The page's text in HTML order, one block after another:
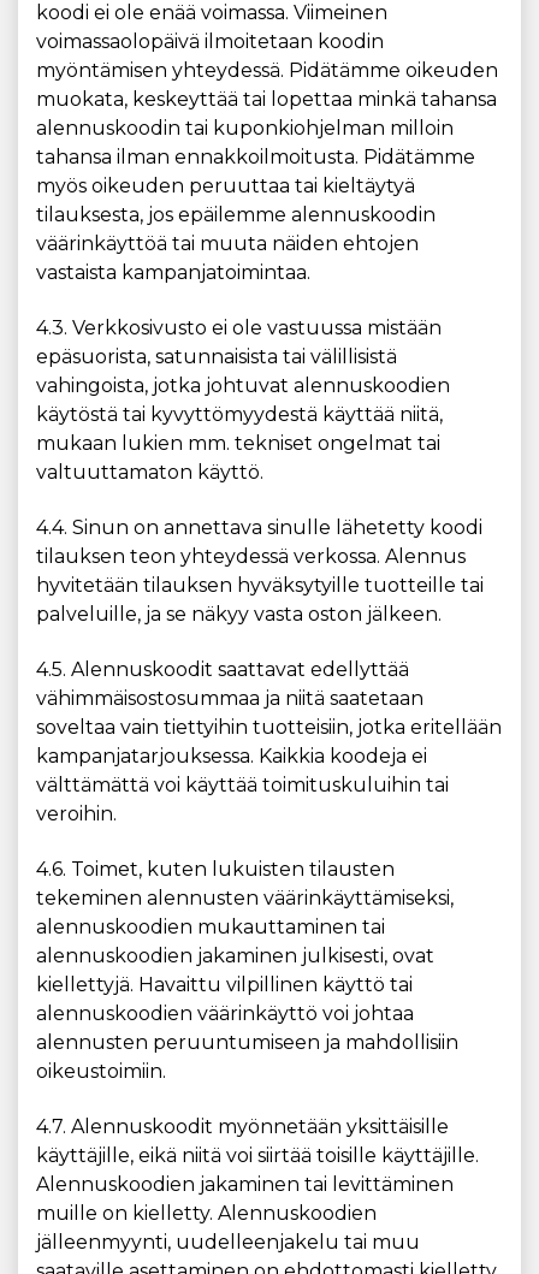
koodi ei ole enää voimassa. Viimeinen
voimassaolopäivä ilmoitetaan koodin
myöntämisen yhteydessä. Pidätämme oikeuden
muokata, keskeyttää tai lopettaa minkä tahansa
alennuskoodin tai kuponkiohjelman milloin
tahansa ilman ennakkoilmoitusta. Pidätämme
myös oikeuden peruuttaa tai kieltäytyä
tilauksesta, jos epäilemme alennuskoodin
väärinkäyttöä tai muuta näiden ehtojen
vastaista kampanjatoimintaa.
4.3. Verkkosivusto ei ole vastuussa mistään
epäsuorista, satunnaisista tai välillisistä
vahingoista, jotka johtuvat alennuskoodien
käytöstä tai kyvyttömyydestä käyttää niitä,
mukaan lukien mm. tekniset ongelmat tai
valtuuttamaton käyttö.
4.4. Sinun on annettava sinulle lähetetty koodi
tilauksen teon yhteydessä verkossa. Alennus
hyvitetään tilauksen hyväksytyille tuotteille tai
palveluille, ja se näkyy vasta oston jälkeen.
4.5. Alennuskoodit saattavat edellyttää
vähimmäisostosummaa ja niitä saatetaan
soveltaa vain tiettyihin tuotteisiin, jotka eritellään
kampanjatarjouksessa. Kaikkia koodeja ei
välttämättä voi käyttää toimituskuluihin tai
veroihin.
4.6. Toimet, kuten lukuisten tilausten
tekeminen alennusten väärinkäyttämiseksi,
alennuskoodien mukauttaminen tai
alennuskoodien jakaminen julkisesti, ovat
kiellettyjä. Havaittu vilpillinen käyttö tai
alennuskoodien väärinkäyttö voi johtaa
alennusten peruuntumiseen ja mahdollisiin
oikeustoimiin.
4.7. Alennuskoodit myönnetään yksittäisille
käyttäjille, eikä niitä voi siirtää toisille käyttäjille.
Alennuskoodien jakaminen tai levittäminen
muille on kielletty. Alennuskoodien
jälleenmyynti, uudelleenjakelu tai muu